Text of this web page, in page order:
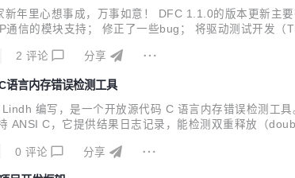
新年里心想事成，万事如意！ DFC 1.1.0的版本更新主
通信的模块支持； 修正了一些bug； 将驱动测试开发
2 评论 分享
言内存错误检测工具
编写，是一个开放源代码 C 语言内存错误检测工
ANSI C，它提供结果日志记录，能检测双重释放（
0 评论 分享